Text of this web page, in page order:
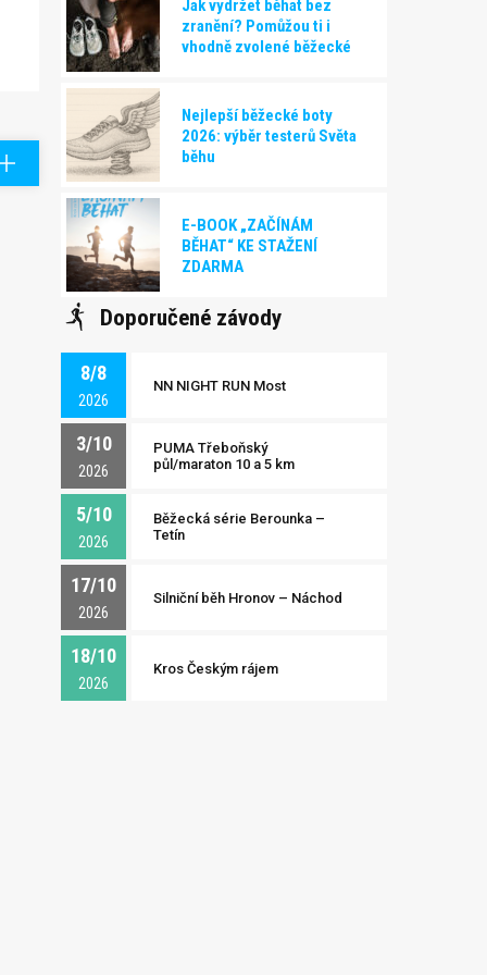
Jak vydržet běhat bez
zranění? Pomůžou ti i
vhodně zvolené běžecké
Nejlepší běžecké boty
2026: výběr testerů Světa
běhu
E-BOOK „ZAČÍNÁM
BĚHAT“ KE STAŽENÍ
ZDARMA
Doporučené závody
8/8
2026
NN NIGHT RUN Most
3/10
2026
PUMA Třeboňský
půl/maraton 10 a 5 km
5/10
2026
Běžecká série Berounka –
Tetín
17/10
2026
Silniční běh Hronov – Náchod
18/10
2026
Kros Českým rájem